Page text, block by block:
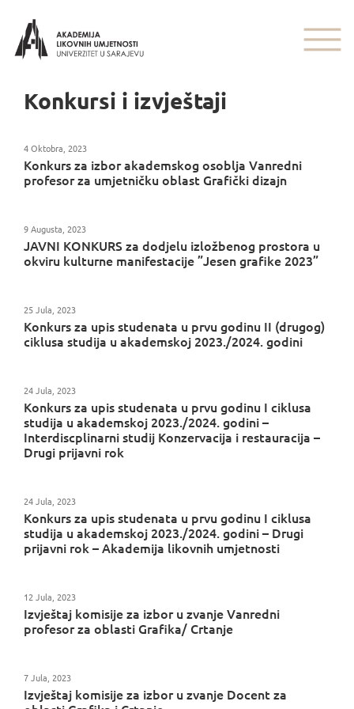
Konkursi i izvještaji
Konkurs za izbor akademskog osoblja Vanredni
profesor za umjetničku oblast Grafički dizajn
4 Oktobra, 2023
JAVNI KONKURS za dodjelu izložbenog prostora u
okviru kulturne manifestacije ”Jesen grafike 2023”
9 Augusta, 2023
Konkurs za upis studenata u prvu godinu II (drugog)
ciklusa studija u akademskoj 2023./2024. godini
25 Jula, 2023
Konkurs za upis studenata u prvu godinu I ciklusa
studija u akademskoj 2023./2024. godini –
Interdiscplinarni studij Konzervacija i restauracija –
Drugi prijavni rok
24 Jula, 2023
Konkurs za upis studenata u prvu godinu I ciklusa
studija u akademskoj 2023./2024. godini – Drugi
prijavni rok – Akademija likovnih umjetnosti
24 Jula, 2023
Izvještaj komisije za izbor u zvanje Vanredni
profesor za oblasti Grafika/ Crtanje
12 Jula, 2023
Izvještaj komisije za izbor u zvanje Docent za
7 Jula, 2023